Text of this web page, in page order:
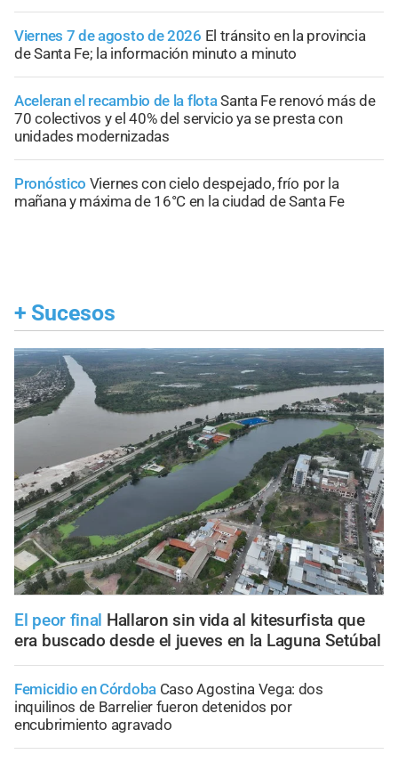
Viernes 7 de agosto de 2026 El tránsito en la provincia
de Santa Fe; la información minuto a minuto
Aceleran el recambio de la flotaSanta Fe renovó más de
70 colectivos y el 40% del servicio ya se presta con
unidades modernizadas
Pronóstico Viernes con cielo despejado, frío por la
mañana y máxima de 16°C en la ciudad de Santa Fe
+ Sucesos
El peor final Hallaron sin vida al kitesurfista que
era buscado desde el jueves en la Laguna Setúbal
Femicidio en Córdoba Caso Agostina Vega: dos
inquilinos de Barrelier fueron detenidos por
encubrimiento agravado